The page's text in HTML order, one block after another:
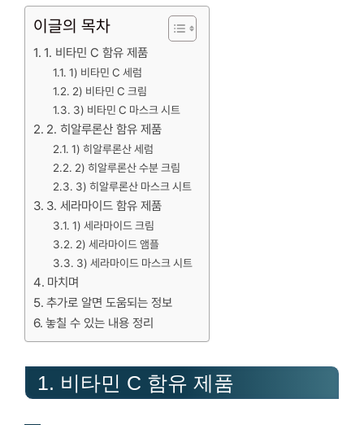
이글의 목차
1. 비타민 C 함유 제품
1) 비타민 C 세럼
2) 비타민 C 크림
3) 비타민 C 마스크 시트
2. 히알루론산 함유 제품
1) 히알루론산 세럼
2) 히알루론산 수분 크림
3) 히알루론산 마스크 시트
3. 세라마이드 함유 제품
1) 세라마이드 크림
2) 세라마이드 앰플
3) 세라마이드 마스크 시트
마치며
추가로 알면 도움되는 정보
놓칠 수 있는 내용 정리
1. 비타민 C 함유 제품